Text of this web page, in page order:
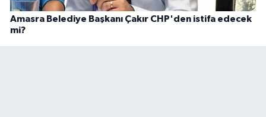
Amasra Belediye Başkanı Çakır CHP'den istifa edecek
mi?